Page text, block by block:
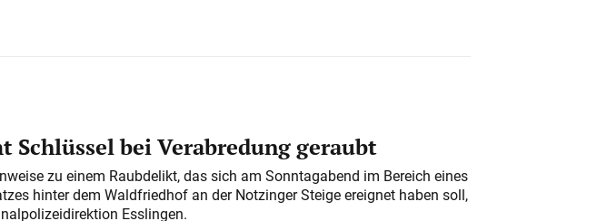
Schlüssel bei Verabredung geraubt
zu einem Raubdelikt, das sich am Sonntagabend im Bereich eines
hinter dem Waldfriedhof an der Notzinger Steige ereignet haben soll,
Esslingen.